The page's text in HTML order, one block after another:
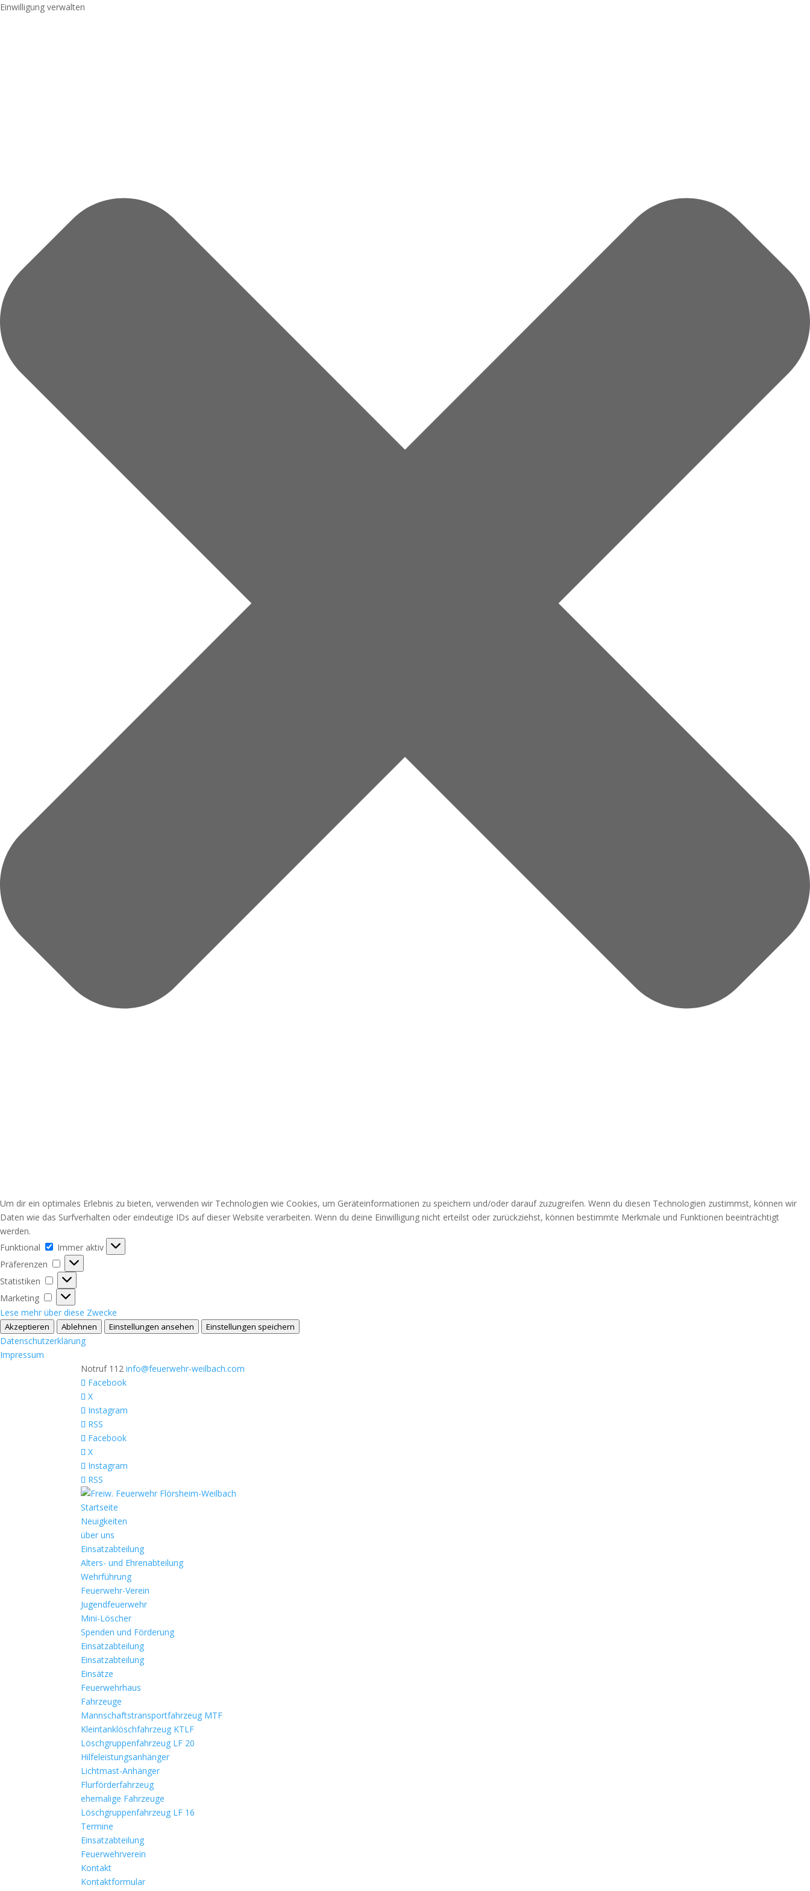
Einwilligung verwalten
Um dir ein optimales Erlebnis zu bieten, verwenden wir Technologien wie Cookies, um Geräteinformationen zu speichern und/oder darauf zuzugreifen. Wenn du diesen Technologien zustimmst, können wir
Daten wie das Surfverhalten oder eindeutige IDs auf dieser Website verarbeiten. Wenn du deine Einwilligung nicht erteilst oder zurückziehst, können bestimmte Merkmale und Funktionen beeinträchtigt
werden.
Funktional
Funktional
Immer aktiv
Präferenzen
Präferenzen
Statistiken
Statistiken
Marketing
Marketing
Lese mehr über diese Zwecke
Akzeptieren Ablehnen Einstellungen ansehen Einstellungen speichern
Datenschutzerklärung
Impressum
Notruf 112 info@feuerwehr-weilbach.com
Facebook
X
Instagram
RSS
Facebook
X
Instagram
RSS
Startseite
Neuigkeiten
über uns
Einsatzabteilung
Alters- und Ehrenabteilung
Wehrführung
Feuerwehr-Verein
Jugendfeuerwehr
Mini-Löscher
Spenden und Förderung
Einsatzabteilung
Einsatzabteilung
Einsätze
Feuerwehrhaus
Fahrzeuge
Mannschaftstransportfahrzeug MTF
Kleintanklöschfahrzeug KTLF
Löschgruppenfahrzeug LF 20
Hilfeleistungsanhänger
Lichtmast-Anhänger
Flurförderfahrzeug
ehemalige Fahrzeuge
Löschgruppenfahrzeug LF 16
Termine
Einsatzabteilung
Feuerwehrverein
Kontakt
Kontaktformular